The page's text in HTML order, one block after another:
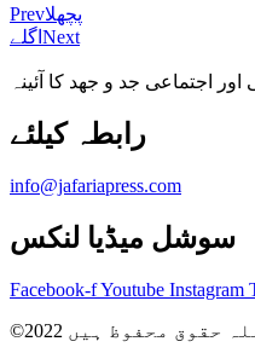
Prevپچھلا
اگلے Next
اجتماعی جد و جهد کا آئینہ
info@jafariapress.com​
سوشل میڈیا لنکس
Facebook-fYoutube Instagram
جملہ حقوق محفوظ ہیں